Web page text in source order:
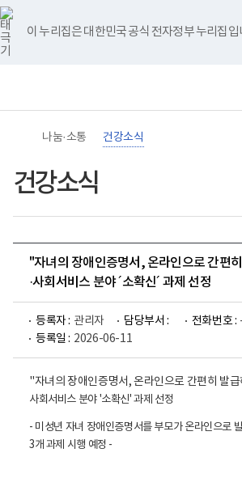
바
로
가
기
메
이 누리집은 대한민국 공식 전자정부 누리집입
너
비
767px
이
하
영
홈
나눔·소통 건강소식
건강소식
"자녀의 장애인증명서, 온라인으로 간편
·사회서비스 분야 ´소확신´ 과제 선정
등록자 : 관리자 담당부서 : 전화번호 :
등록일 : 2026-06-11
"자녀의 장애인증명서, 온라인으로 간편히 발
사회서비스 분야 '소확신' 과제 선정
- 미성년 자녀 장애인증명서를 부모가 온라인으로
3개 과제 시행 예정 -
유
튜
브
블
로
그
인
스
타
그
램
페
이
스
북